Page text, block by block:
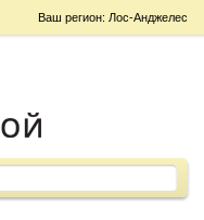
Ваш регион: Лос-Анджелес